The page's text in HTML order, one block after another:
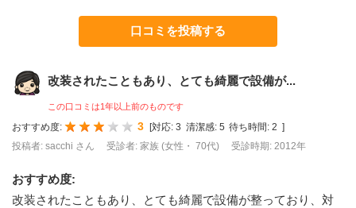
口コミを投稿する
改装されたこともあり、とても綺麗で設備が...
この口コミは1年以上前のものです
おすすめ度: 3 [対応: 3 清潔感: 5 待ち時間: 2 ]
投稿者: sacchi さん
受診者: 家族 (女性・ 70代) 受診時期: 2012年
おすすめ度:
改装されたこともあり、とても綺麗で設備が整っており、対